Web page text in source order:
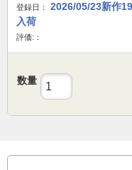
登録日：
2026/05/23新作
入荷
評価:：
数量